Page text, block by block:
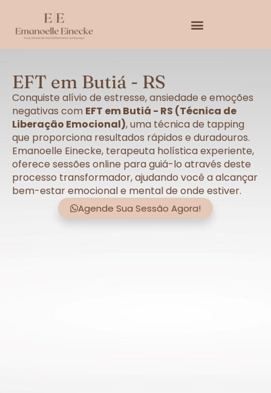
EFT em Butiá - RS
Conquiste alívio de estresse, ansiedade e emoções
negativas com EFT em Butiá - RS (Técnica de
Liberação Emocional), uma técnica de tapping
que proporciona resultados rápidos e duradouros.
Emanoelle Einecke, terapeuta holística experiente,
oferece sessões online para guiá-lo através deste
processo transformador, ajudando você a alcançar
bem-estar emocional e mental de onde estiver.
Agende Sua Sessão Agora!